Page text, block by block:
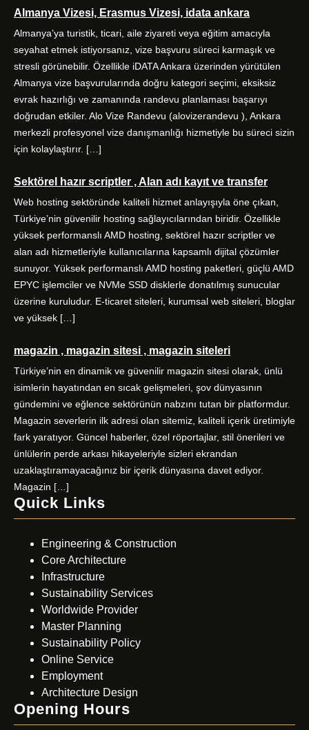
b
o
o
k
t
e
r
a
g
r
a
m
e
d
I
n
Almanya Vizesi, Erasmus Vizesi, idata ankara
Almanya’ya turistik, ticari, aile ziyareti veya eğitim amacıyla
seyahat etmek istiyorsanız, vize başvuru süreci karmaşık ve
stresli görünebilir. Özellikle iDATA Ankara üzerinden yürütülen
Almanya vize başvurularında doğru kategori seçimi, eksiksiz
evrak hazırlığı ve zamanında randevu planlaması başarıyı
doğrudan etkiler. Alo Vize Randevu (alovizerandevu ), Ankara
merkezli profesyonel vize danışmanlığı hizmetiyle bu süreci sizin
için kolaylaştırır. […]
Sektörel hazır scriptler , Alan adı kayıt ve transfer
Web hosting sektöründe kaliteli hizmet anlayışıyla öne çıkan,
Türkiye’nin güvenilir hosting sağlayıcılarından biridir. Özellikle
yüksek performanslı AMD hosting, sektörel hazır scriptler ve
alan adı hizmetleriyle kullanıcılarına kapsamlı dijital çözümler
sunuyor. Yüksek performanslı AMD hosting paketleri, güçlü AMD
EPYC işlemciler ve NVMe SSD disklerle donatılmış sunucular
üzerine kuruludur. E-ticaret siteleri, kurumsal web siteleri, bloglar
ve yüksek […]
magazin , magazin sitesi , magazin siteleri
Türkiye’nin en dinamik ve güvenilir magazin sitesi olarak, ünlü
isimlerin hayatından en sıcak gelişmeleri, şov dünyasının
gündemini ve eğlence sektörünün nabzını tutan bir platformdur.
Magazin severlerin ilk adresi olan sitemiz, kaliteli içerik üretimiyle
fark yaratıyor. Güncel haberler, özel röportajlar, stil önerileri ve
ünlülerin perde arkası hikayeleriyle sizleri ekrandan
uzaklaştıramayacağınız bir içerik dünyasına davet ediyor.
Magazin […]
Quick Links
Engineering & Construction
Core Architecture
Infrastructure
Sustainability Services
Worldwide Provider
Master Planning
Sustainability Policy
Online Service
Employment
Architecture Design
Opening Hours